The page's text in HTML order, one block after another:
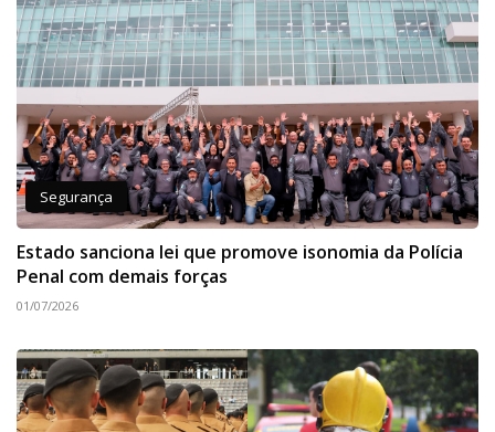
Segurança
Estado sanciona lei que promove isonomia da Polícia
Penal com demais forças
01/07/2026